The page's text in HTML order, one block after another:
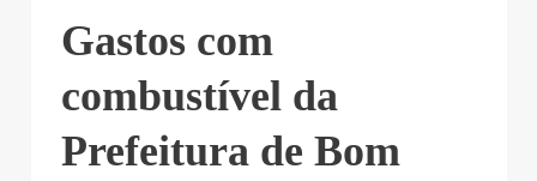
Gastos com
combustível da
Prefeitura de Bom